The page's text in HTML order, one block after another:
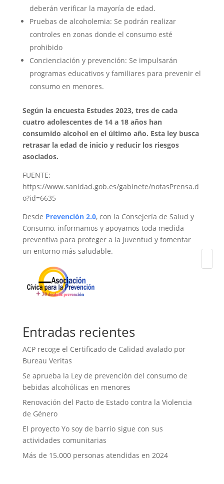
deberán verificar la mayoría de edad.
Pruebas de alcoholemia: Se podrán realizar
controles en zonas donde el consumo esté
prohibido
Concienciación y prevención: Se impulsarán
programas educativos y familiares para prevenir el
consumo en menores.
Según la encuesta Estudes 2023, tres de cada
cuatro adolescentes de 14 a 18 años han
consumido alcohol en el último año. Esta ley busca
retrasar la edad de inicio y reducir los riesgos
asociados.
FUENTE:
https://www.sanidad.gob.es/gabinete/notasPrensa.d
o?id=6635
Desde Prevención 2.0, con la Consejería de Salud y
Consumo, informamos y apoyamos toda medida
preventiva para proteger a la juventud y fomentar
un entorno más saludable.
Entradas recientes
ACP recoge el Certificado de Calidad avalado por
Bureau Veritas
Se aprueba la Ley de prevención del consumo de
bebidas alcohólicas en menores
Renovación del Pacto de Estado contra la Violencia
de Género
El proyecto Yo soy de barrio sigue con sus
actividades comunitarias
Más de 15.000 personas atendidas en 2024